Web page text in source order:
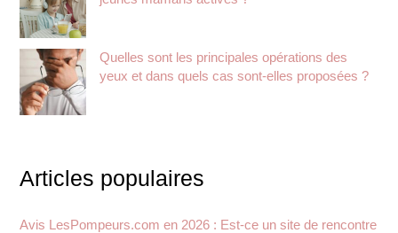
Quelles sont les principales opérations des
yeux et dans quels cas sont-elles proposées ?
Articles populaires
Avis LesPompeurs.com en 2026 : Est-ce un site de rencontre